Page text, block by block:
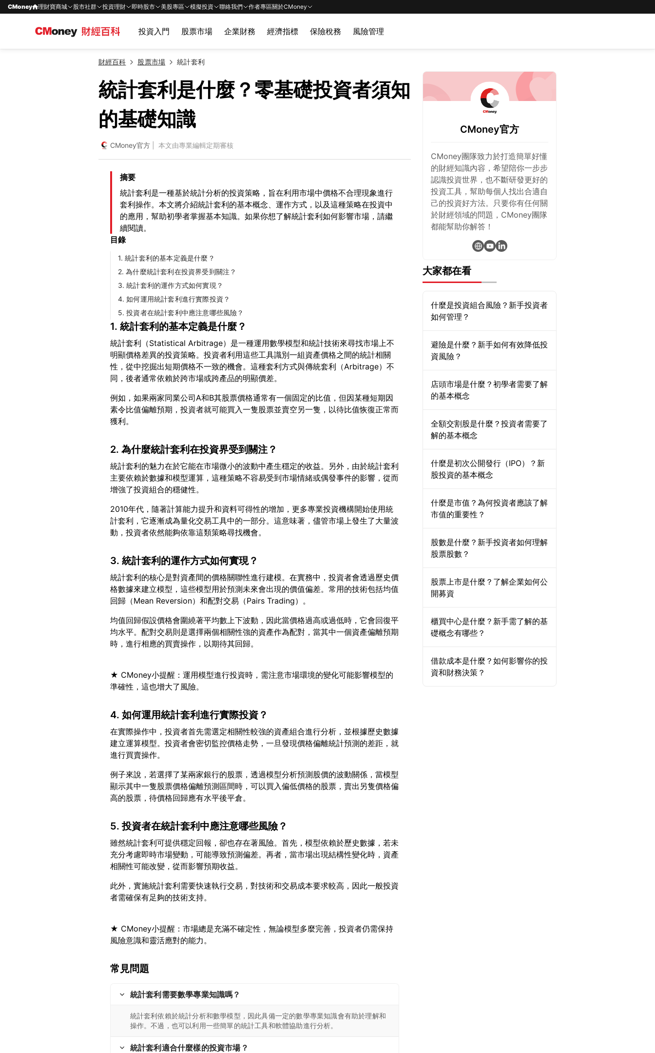
CMoney 理財寶商城 股市社群 投資理財 即時股市 美股專區 模擬投資 聯絡我們 作者專區關於CMoney
投資入門 股票市場 企業財務 經濟指標 保險稅務 風險管理
財經百科 股票市場 統計套利
統計套利是什麼？零基礎投資者須知
的基礎知識
CMoney官方| 本文由專業編輯定期審核
摘要
統計套利是一種基於統計分析的投資策略，旨在利用市場中價格不合理現象進行
套利操作。本文將介紹統計套利的基本概念、運作方式，以及這種策略在投資中
的應用，幫助初學者掌握基本知識。如果你想了解統計套利如何影響市場，請繼
續閱讀。
目錄
1. 統計套利的基本定義是什麼？
2. 為什麼統計套利在投資界受到關注？
3. 統計套利的運作方式如何實現？
4. 如何運用統計套利進行實際投資？
5. 投資者在統計套利中應注意哪些風險？
1. 統計套利的基本定義是什麼？
統計套利（Statistical Arbitrage）是一種運用數學模型和統計技術來尋找市場上不
明顯價格差異的投資策略。投資者利用這些工具識別一組資產價格之間的統計相關
性，從中挖掘出短期價格不一致的機會。這種套利方式與傳統套利（Arbitrage）不
例如，如果兩家同業公司A和B其股票價格通常有一個固定的比值，但因某種短期因
素令比值偏離預期，投資者就可能買入一隻股票並賣空另一隻，以待比值恢復正常而
2. 為什麼統計套利在投資界受到關注？
統計套利的魅力在於它能在市場微小的波動中產生穩定的收益。另外，由於統計套利
主要依賴於數據和模型運算，這種策略不容易受到市場情緒或偶發事件的影響，從而
2010年代，隨著計算能力提升和資料可得性的增加，更多專業投資機構開始使用統
計套利，它逐漸成為量化交易工具中的一部分。這意味著，儘管市場上發生了大量波
3. 統計套利的運作方式如何實現？
統計套利的核心是對資產間的價格關聯性進行建模。在實務中，投資者會透過歷史價
格數據來建立模型，這些模型用於預測未來會出現的價值偏差。常用的技術包括均值
均值回歸假設價格會圍繞著平均數上下波動，因此當價格過高或過低時，它會回復平
均水平。配對交易則是選擇兩個相關性強的資產作為配對，當其中一個資產偏離預期
★ CMoney小提醒：運用模型進行投資時，需注意市場環境的變化可能影響模型的
4. 如何運用統計套利進行實際投資？
在實際操作中，投資者首先需選定相關性較強的資產組合進行分析，並根據歷史數據
建立運算模型。投資者會密切監控價格走勢，一旦發現價格偏離統計預測的差距，就
例子來說，若選擇了某兩家銀行的股票，透過模型分析預測股價的波動關係，當模型
顯示其中一隻股票價格偏離預測區間時，可以買入偏低價格的股票，賣出另隻價格偏
5. 投資者在統計套利中應注意哪些風險？
雖然統計套利可提供穩定回報，卻也存在著風險。首先，模型依賴於歷史數據，若未
充分考慮即時市場變動，可能導致預測偏差。再者，當市場出現結構性變化時，資產
此外，實施統計套利需要快速執行交易，對技術和交易成本要求較高，因此一般投資
★ CMoney小提醒：市場總是充滿不確定性，無論模型多麼完善，投資者仍需保持
常見問題
統計套利需要數學專業知識嗎？
統計套利依賴於統計分析和數學模型，因此具備一定的數學專業知識會有助於理解和
操作。不過，也可以利用一些簡單的統計工具和軟體協助進行分析。
統計套利適合什麼樣的投資市場？
CMoney官方
CMoney團隊致力於打造簡單好懂
的財經知識內容，希望陪你一步步
認識投資世界，也不斷研發更好的
投資工具，幫助每個人找出合適自
己的投資好方法。只要你有任何關
於財經領域的問題，CMoney團隊
都能幫助你解答！
大家都在看
什麼是投資組合風險？新手投資者
如何管理？
避險是什麼？新手如何有效降低投
資風險？
店頭市場是什麼？初學者需要了解
的基本概念
全額交割股是什麼？投資者需要了
解的基本概念
什麼是初次公開發行（IPO）？新
股投資的基本概念
什麼是市值？為何投資者應該了解
市值的重要性？
股數是什麼？新手投資者如何理解
股票股數？
股票上市是什麼？了解企業如何公
開募資
櫃買中心是什麼？新手需了解的基
礎概念有哪些？
借款成本是什麼？如何影響你的投
資和財務決策？